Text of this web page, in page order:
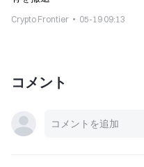
Crypto Frontier 05-19 09:13
コメント